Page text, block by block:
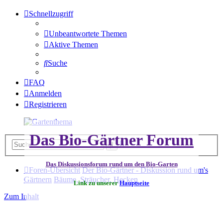
Schnellzugriff
Unbeantwortete Themen
Aktive Themen
Suche
FAQ
Anmelden
Registrieren
Das Bio-Gärtner Forum
Das Diskussionsforum rund um den Bio-Garten
Link zu unsererHauptseite
SucheErweiterte
Foren-Übersicht Der Bio-Gärtner - Diskussion rund um's
Gärtnern Bäume, Sträucher, Hecken
Zum Inhalt